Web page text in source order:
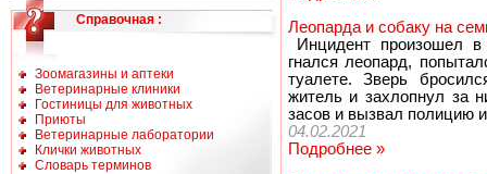
Справочная :
Зоомагазины и аптеки
Ветеринарные клиники
Гостиницы для животных
Приюты
Ветеринарные лаборатории
Клички животных
Словарь терминов
Леопарда и собаку на
Инцидент произошел
гнался леопард,
туалете. Зверь
житель и захлопнул за
засов и вызвал полицию
04.02.2021
Подробнее »